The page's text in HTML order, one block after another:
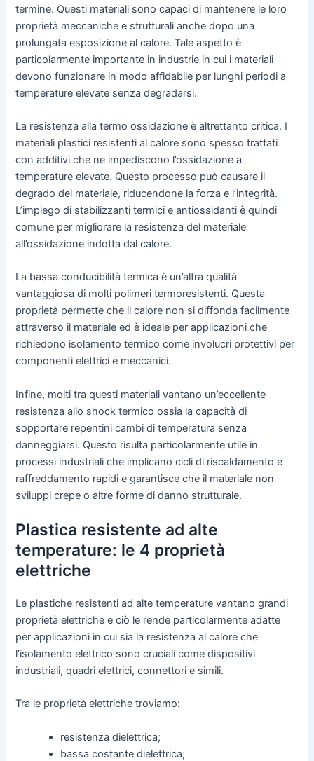
termine. Questi materiali sono capaci di mantenere le loro
proprietà meccaniche e strutturali anche dopo una
prolungata esposizione al calore. Tale aspetto è
particolarmente importante in industrie in cui i materiali
devono funzionare in modo affidabile per lunghi periodi a
temperature elevate senza degradarsi.
La resistenza alla termo ossidazione è altrettanto critica. I
materiali plastici resistenti al calore sono spesso trattati
con additivi che ne impediscono l’ossidazione a
temperature elevate. Questo processo può causare il
degrado del materiale, riducendone la forza e l’integrità.
L’impiego di stabilizzanti termici e antiossidanti è quindi
comune per migliorare la resistenza del materiale
all’ossidazione indotta dal calore.
La bassa conducibilità termica è un’altra qualità
vantaggiosa di molti polimeri termoresistenti. Questa
proprietà permette che il calore non si diffonda facilmente
attraverso il materiale ed è ideale per applicazioni che
richiedono isolamento termico come involucri protettivi per
componenti elettrici e meccanici.
Infine, molti tra questi materiali vantano un’eccellente
resistenza allo shock termico ossia la capacità di
sopportare repentini cambi di temperatura senza
danneggiarsi. Questo risulta particolarmente utile in
processi industriali che implicano cicli di riscaldamento e
raffreddamento rapidi e garantisce che il materiale non
sviluppi crepe o altre forme di danno strutturale.
Plastica resistente ad alte
temperature: le 4 proprietà
elettriche
Le plastiche resistenti ad alte temperature vantano grandi
proprietà elettriche e ciò le rende particolarmente adatte
per applicazioni in cui sia la resistenza al calore che
l’isolamento elettrico sono cruciali come dispositivi
industriali, quadri elettrici, connettori e simili.
Tra le proprietà elettriche troviamo:
resistenza dielettrica;
bassa costante dielettrica;